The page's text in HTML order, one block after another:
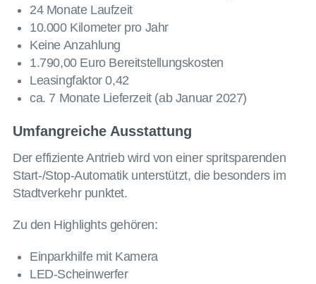
24 Monate Laufzeit
10.000 Kilometer pro Jahr
Keine Anzahlung
1.790,00 Euro Bereitstellungskosten
Leasingfaktor 0,42
ca. 7 Monate Lieferzeit (ab Januar 2027)
Umfangreiche Ausstattung
Der effiziente Antrieb wird von einer spritsparenden
Start-/Stop-Automatik unterstützt, die besonders im
Stadtverkehr punktet.
Zu den Highlights gehören:
Einparkhilfe mit Kamera
LED-Scheinwerfer